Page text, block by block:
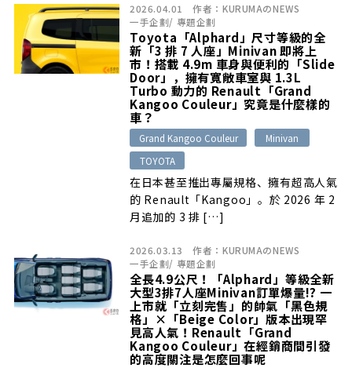
2026.04.01 作者： KURUMAのNEWS
一手企劃/ 專題企劃
Toyota「Alphard」尺寸等級的全
新「3 排 7 人座」Minivan 即將上
市！搭載 4.9m 車身與便利的「Slide
Door」，擁有寬敞車室與 1.3L
Turbo 動力的 Renault「Grand
Kangoo Couleur」究竟是什麼樣的
車？
Grand Kangoo Couleur
Minivan
TOYOTA
在日本甚至推出專屬規格、擁有超高人氣
的 Renault「Kangoo」。於 2026 年 2
月追加的 3 排 […]
2026.03.13 作者： KURUMAのNEWS
一手企劃/ 專題企劃
全長4.9公尺！「Alphard」等級全新
大型3排7人座Minivan訂單爆量!? 一
上市就「立刻完售」的帥氣「黑色規
格」×「Beige Color」版本出現罕
見高人氣！Renault「Grand
Kangoo Couleur」在經銷商間引發
的高度關注是怎麼回事呢